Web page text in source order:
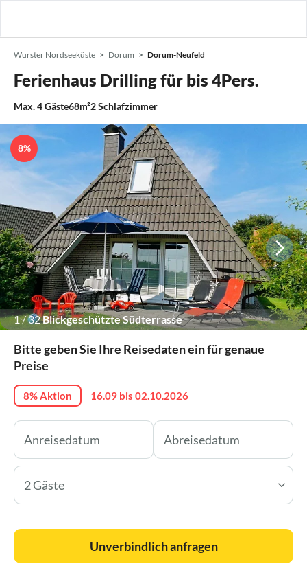
Wurster Nordseeküste Dorum Dorum-Neufeld
Ferienhaus Drilling für bis 4Pers.
Max.4Gäste68m²2Schlafzimmer
1/32Blickgeschützte Südterrasse
8%
Bitte geben Sie Ihre Reisedaten ein für genaue
Preise
8% Aktion 16.09 bis 02.10.2026
2 Gäste
Unverbindlich anfragen